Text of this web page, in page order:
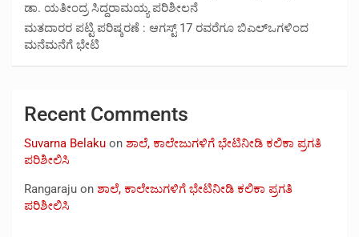
ಡಾ. ಯತೀಂದ್ರ ಸಿದ್ದರಾಮಯ್ಯ ಪರಿಶೀಲನೆ
ಮತದಾರರ ಪಟ್ಟಿ ಪರಿಷ್ಕರಣೆ : ಆಗಸ್ಟ್ 17 ರವರೆಗೂ ಬಿಎಲ್‍ಒಗಳಿಂದ
ಮನೆಮನೆಗೆ ಭೇಟಿ
Recent Comments
Suvarna Belaku on ಶಾಲೆ, ಕಾಲೇಜುಗಳಿಗೆ ಭೇಟಿನೀಡಿ ಕಲಿಕಾ ಪ್ರಗತಿ
ಪರಿಶೀಲಿಸಿ
Rangaraju on ಶಾಲೆ, ಕಾಲೇಜುಗಳಿಗೆ ಭೇಟಿನೀಡಿ ಕಲಿಕಾ ಪ್ರಗತಿ
ಪರಿಶೀಲಿಸಿ